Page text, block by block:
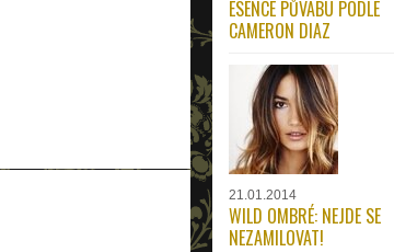
ESENCE PŮVABU PODLE
CAMERON DIAZ
21.01.2014
WILD OMBRÉ: NEJDE SE
NEZAMILOVAT!